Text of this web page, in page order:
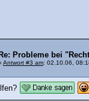
Re: Probleme bei
Antwort #3 am: 02.10.06,